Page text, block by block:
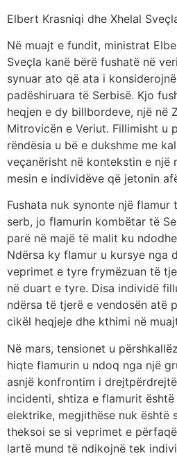
Elbert Krasniqi dhe Xhelal
Në muajt e fundit, ministrat
Sveçla kanë bërë fushatë në
synuar ato që ata i
padëshiruara të Serbisë. Kjo
heqjen e dy billbordeve, një në
Mitrovicën e Veriut. Fillimisht u
rëndësia u bë e dukshme me
veçanërisht në kontekstin e një
mesin e individëve që jetonin
Fushata nuk synonte një
serb, jo flamurin kombëtar të
parë në majë të malit ku
Ndërsa ky flamur u kursye nga
veprimet e tyre frymëzuan të
në duart e tyre. Disa individë
ndërsa të tjerë e vendosën atë
cikël heqjeje dhe kthimi në
Në mars, tensionet u
hiqte flamurin u ndoq nga një
asnjë konfrontim i
incidenti, shtiza e flamurit
elektrike, megjithëse nuk është
theksoi se si veprimet e
lartë mund të ndikojnë tek